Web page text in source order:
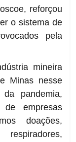
reforçou
o sistema de
pela
mineira
Minas nesse
pandemia,
empresas
doações,